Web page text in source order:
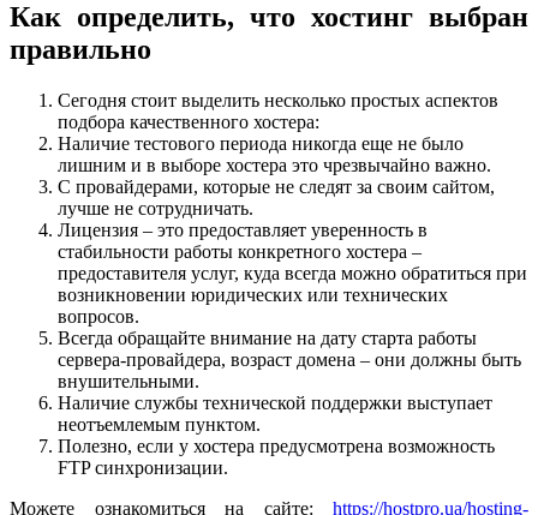
Как определить, что хостинг выбран
правильно
Сегодня стоит выделить несколько простых аспектов
подбора качественного хостера:
Наличие тестового периода никогда еще не было
лишним и в выборе хостера это чрезвычайно важно.
С провайдерами, которые не следят за своим сайтом,
лучше не сотрудничать.
Лицензия – это предоставляет уверенность в
стабильности работы конкретного хостера –
предоставителя услуг, куда всегда можно обратиться при
возникновении юридических или технических
вопросов.
Всегда обращайте внимание на дату старта работы
сервера-провайдера, возраст домена – они должны быть
внушительными.
Наличие службы технической поддержки выступает
неотъемлемым пунктом.
Полезно, если у хостера предусмотрена возможность
FTP синхронизации.
Можете ознакомиться на сайте: https://hostpro.ua/hosting-